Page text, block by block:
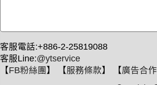
客服電話:+886-2-25819088
客服Line:@ytservice
【FB粉絲團 】 【服務條款】 【廣告合作